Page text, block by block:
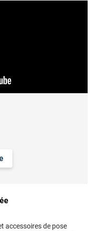
accessoires de pose